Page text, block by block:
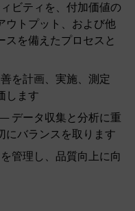
ビティを、付加価値の
ウトプット、および他
を備えたプロセスと
を計画、実施、測定
します
データ収集と分析に重
にバランスを取ります
管理し、品質向上に向